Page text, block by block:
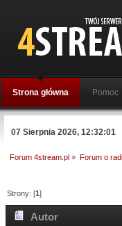
Strona główna Pomoc
07 Sierpnia 2026, 12:32:01
Forum 4stream.pl » Forum o
Strony: [1]
Autor